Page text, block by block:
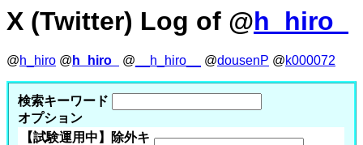
X (Twitter) Log of @h_hiro_
@h_hiro @ h_hiro_ @ __h_hiro__ @dousenP @k000072
検索キーワード
オプション
【試験運用中】除外キ